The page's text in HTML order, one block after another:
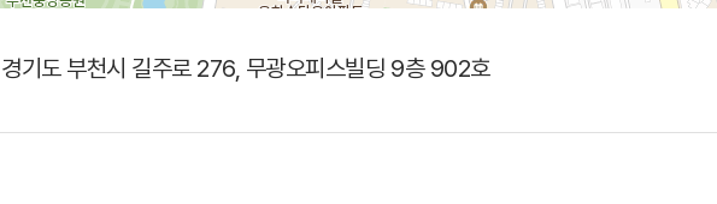
경기도 부천시 길주로 276, 무광오피스빌딩 9층 902호